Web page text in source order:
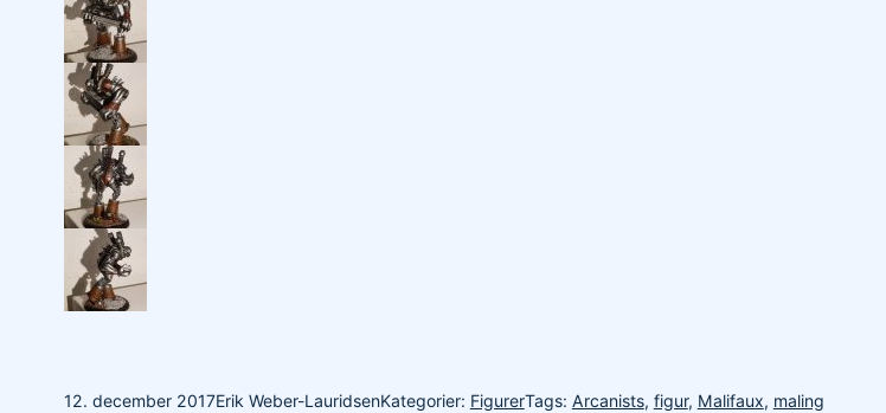
12. december 2017Erik Weber-LauridsenKategorier: FigurerTags: Arcanists, figur, Malifaux, maling